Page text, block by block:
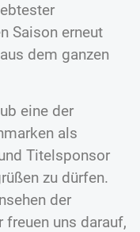
Saison erneut
dem ganzen
eine der
als
Titelsponsor
zu dürfen.
der
freuen uns darauf,